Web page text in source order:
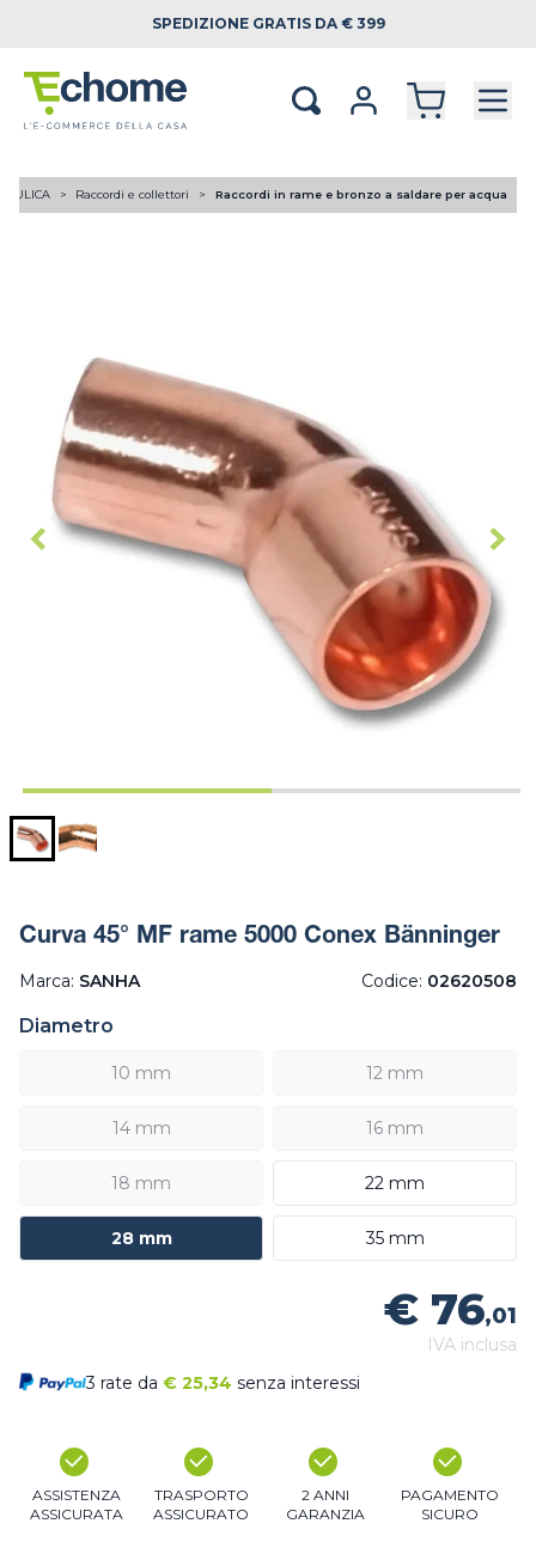
SPEDIZIONE GRATIS DA € 399
Raccordi e collettori Raccordi in rame e bronzo a saldare per acqua
Curva 45° MF rame 5000 Conex Bänninger
Marca: SANHA Codice: 02620508
Diametro
10 mm 12 mm
14 mm 16 mm
18 mm 22 mm
28 mm 35 mm
€ 76,01
IVA inclusa
3 rate da € 25,34 senza interessi
ASSISTENZA
ASSICURATA
TRASPORTO
ASSICURATO
2 ANNI
GARANZIA
PAGAMENTO
SICURO